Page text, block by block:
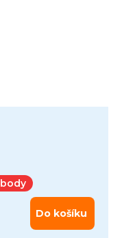
body
Do košíku